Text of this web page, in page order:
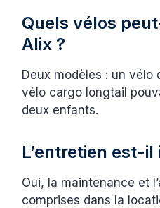
Quels vélos
Alix ?
Deux modèles : un
vélo cargo longtail
deux enfants.
L’entretien est-il
Oui, la maintenance et
comprises dans la